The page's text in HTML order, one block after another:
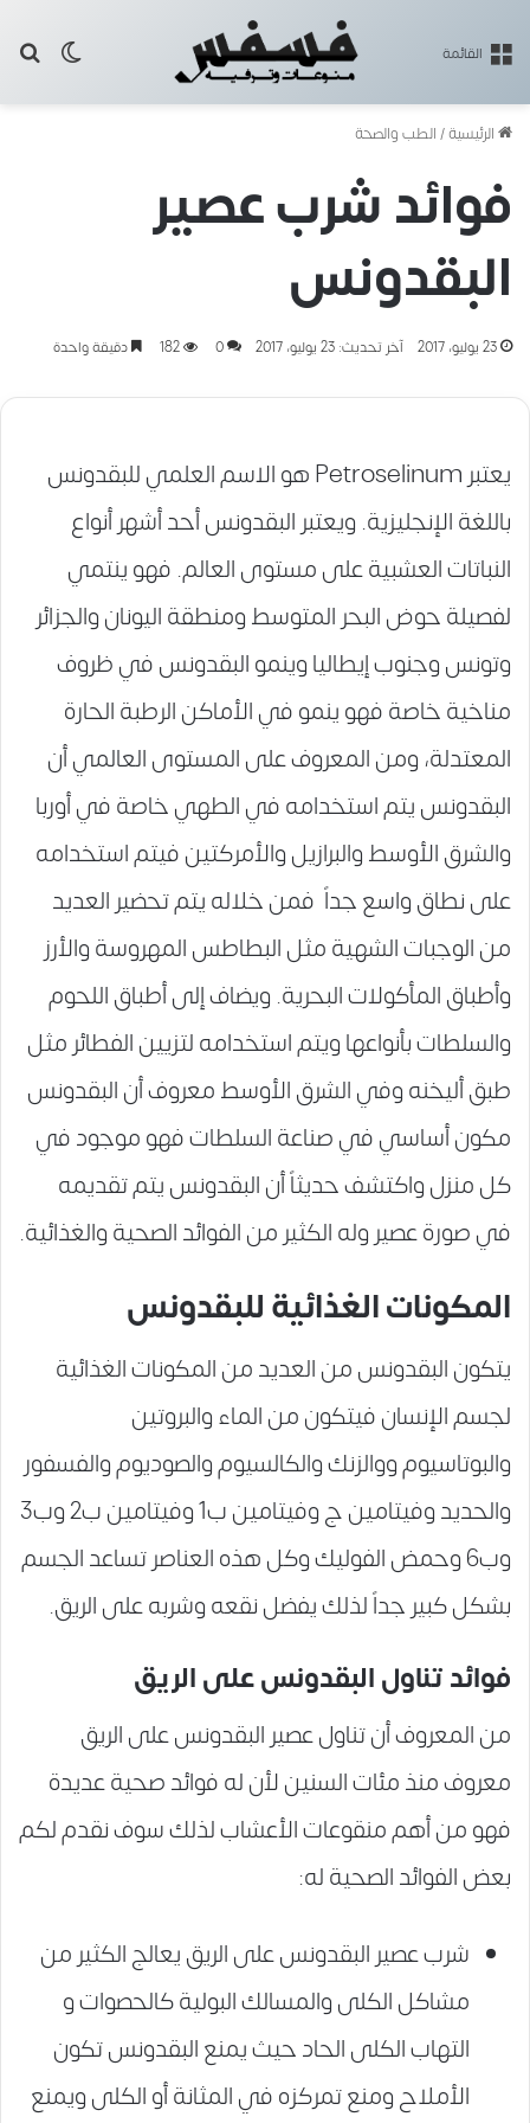
القائمة
الرئيسية/الطب والصحة
فوائد شرب عصير
البقدونس
23 يوليو، 2017 آخر تحديث: 23 يوليو، 2017 0
182 دقيقة واحدة
يعتبر Petroselinum هو الاسم العلمي للبقدونس
باللغة الإنجليزية. ويعتبر البقدونس أحد أشهر أنواع
النباتات العشبية على مستوى العالم. فهو ينتمي
لفصيلة حوض البحر المتوسط ومنطقة اليونان والجزائر
وتونس وجنوب إيطاليا وينمو البقدونس في ظروف
مناخية خاصة فهو ينمو في الأماكن الرطبة الحارة
المعتدلة، ومن المعروف على المستوى العالمي أن
البقدونس يتم استخدامه في الطهي خاصة في أوربا
والشرق الأوسط والبرازيل والأمركتين فيتم استخدامه
على نطاق واسع جداً فمن خلاله يتم تحضير العديد
من الوجبات الشهية مثل البطاطس المهروسة والأرز
وأطباق المأكولات البحرية. ويضاف إلى أطباق اللحوم
والسلطات بأنواعها ويتم استخدامه لتزيين الفطائر مثل
طبق أليخنه وفي الشرق الأوسط معروف أن البقدونس
مكون أساسي في صناعة السلطات فهو موجود في
كل منزل واكتشف حديثاً أن البقدونس يتم تقديمه
في صورة عصير وله الكثير من الفوائد الصحية والغذائية.
المكونات الغذائية للبقدونس
يتكون البقدونس من العديد من المكونات الغذائية
لجسم الإنسان فيتكون من الماء والبروتين
والبوتاسيوم ووالزنك والكالسيوم والصوديوم والفسفور
والحديد وفيتامين ج وفيتامين ب1 وفيتامين ب2 وب3
وب6 وحمض الفوليك وكل هذه العناصر تساعد الجسم
بشكل كبير جداً لذلك يفضل نقعه وشربه على الريق.
فوائد تناول البقدونس على الريق
من المعروف أن تناول عصير البقدونس على الريق
معروف منذ مئات السنين لأن له فوائد صحية عديدة
فهو من أهم منقوعات الأعشاب لذلك سوف نقدم لكم
بعض الفوائد الصحية له:
شرب عصير البقدونس على الريق يعالج الكثير من
مشاكل الكلى والمسالك البولية كالحصوات و
التهاب الكلى الحاد حيث يمنع البقدونس تكون
الأملاح ومنع تمركزه في المثانة أو الكلى ويمنع